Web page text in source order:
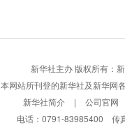
新华社主办 版权所有：
本网站所刊登的新华社及新华网
新华社简介
|
公司官网
电话：0791-83985400 传